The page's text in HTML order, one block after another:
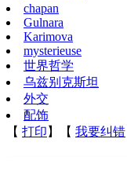
chapan
Gulnara
Karimova
mysterieuse
世界哲学
乌兹别克斯坦
外交
配饰
【 打印 】【 我要纠错